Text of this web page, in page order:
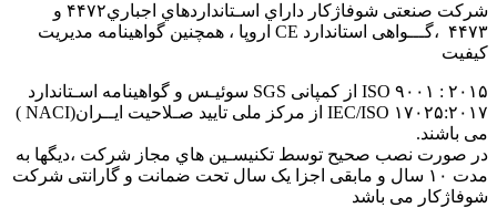
شرکت صنعتی شوفاژکار داراي اسـتانداردهاي اجباري۴۴۷۲ و
۴۴۷۳ ،گـــواهی استاندارد CE اروپا ، همچنین گواهینامه مدیریت
کیفیت
۲۰۱۵ : ۹۰۰۱ ISO از کمپانی SGS سوئیـس و گواهینامه اسـتاندارد
۱۷۰۲۵:۲۰۱۷ IEC/ISO از مرکز ملی تایید صـلاحیت ایــران(NACI )
می باشند.
در صورت نصب صحیح توسط تکنیسـین هاي مجاز شرکت ،دیگها به
مدت ۱۰ سال و مابقی اجزا یک سال تحت ضمانت و گارانتی شرکت
شوفاژکار می باشد